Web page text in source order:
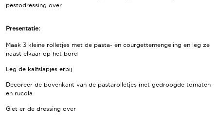
pestodressing over
Presentatie:
Maak 3 kleine rolletjes met de pasta- en courgettemengeling en leg ze
naast elkaar op het bord
Leg de kalfslapjes erbij
Decoreer de bovenkant van de pastarolletjes met gedroogde tomaten
en rucola
Giet er de dressing over